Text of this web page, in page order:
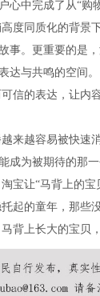
心中完成了从“购
度同质化的背景
事。更重要的是
达与共鸣的空间。
信的表达，让内
来越容易被快速
成为被期待的那一
宝让“马背上的宝
起的童年，那些
背上长大的宝贝